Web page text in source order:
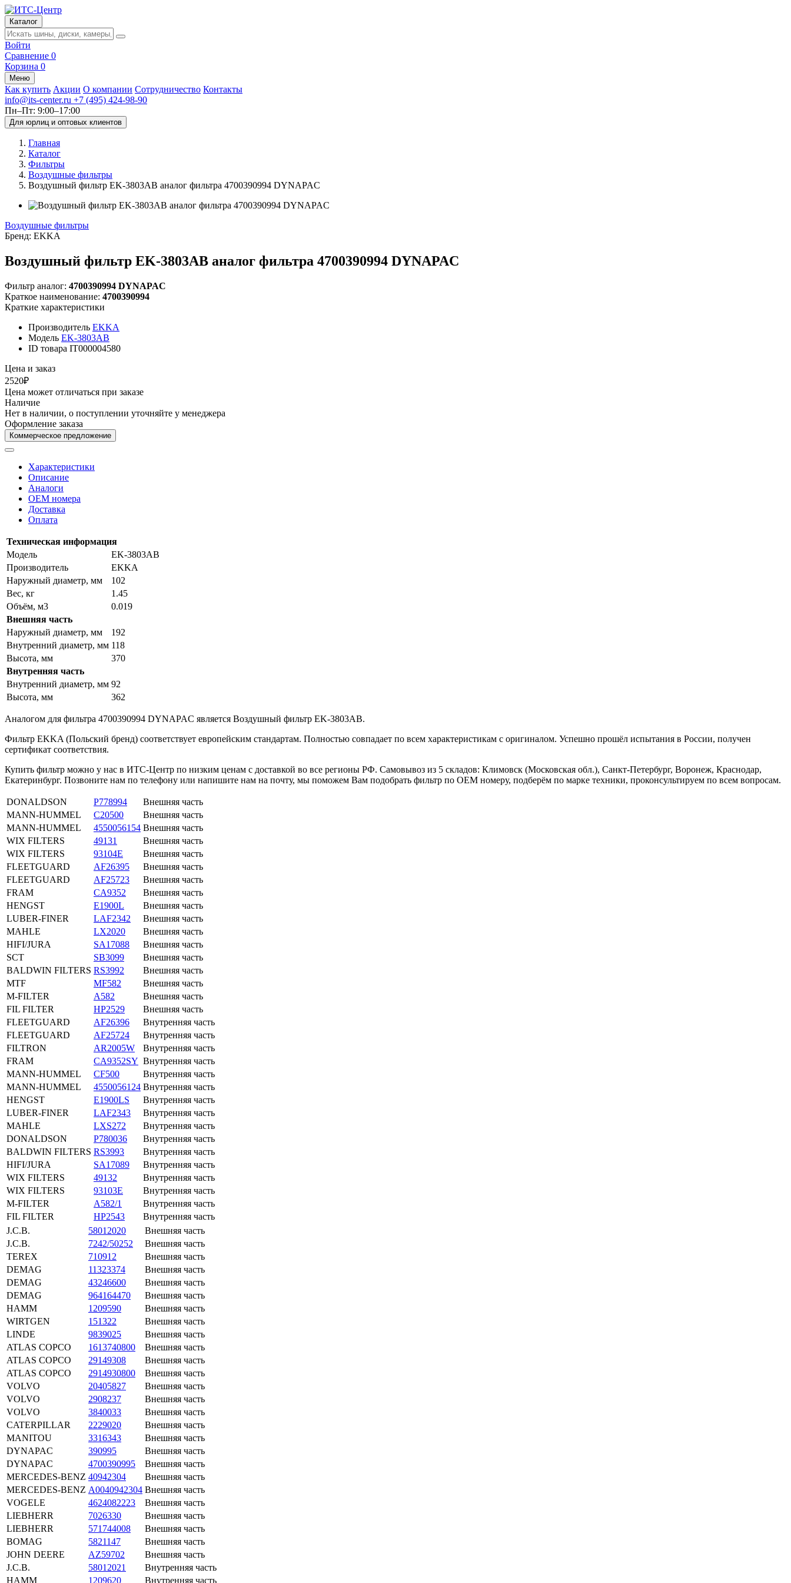
Каталог
Войти
Сравнение 0
Корзина 0
Меню
Как купить Акции О компании Сотрудничество Контакты
info@its-center.ru +7 (495) 424-98-90
Пн–Пт: 9:00–17:00
Для юрлиц и оптовых клиентов
Главная
Каталог
Фильтры
Воздушные фильтры
Воздушный фильтр EK-3803AB аналог фильтра 4700390994 DYNAPAC
Воздушные фильтры
Бренд: EKKA
Воздушный фильтр EK-3803AB аналог фильтра 4700390994 DYNAPAC
Фильтр аналог: 4700390994 DYNAPAC
Краткое наименование: 4700390994
Краткие характеристики
Производитель EKKA
Модель EK-3803AB
ID товара IT000004580
Цена и заказ
2520₽
Цена может отличаться при заказе
Наличие
Нет в наличии, о поступлении уточняйте у менеджера
Оформление заказа
Коммерческое предложение
Характеристики
Описание
Аналоги
OEM номера
Доставка
Оплата
Техническая информация
Модель
EK-3803AB
Производитель
EKKA
Наружный диаметр, мм
102
Вес, кг
1.45
Объём, м3
0.019
Внешняя часть
Наружный диаметр, мм
192
Внутренний диаметр, мм 118
Высота, мм
370
Внутренняя часть
Внутренний диаметр, мм 92
Высота, мм
362
Аналогом для фильтра 4700390994 DYNAPAC является Воздушный фильтр EK-3803AB.
Фильтр EKKA (Польский бренд) соответствует европейским стандартам. Полностью совпадает по всем характеристикам с оригиналом. Успешно прошёл испытания в России, получен
сертификат соответствия.
Купить фильтр можно у нас в ИТС-Центр по низким ценам с доставкой во все регионы РФ. Самовывоз из 5 складов: Климовск (Московская обл.), Санкт-Петербург, Воронеж, Краснодар,
Екатеринбург. Позвоните нам по телефону или напишите нам на почту, мы поможем Вам подобрать фильтр по OEM номеру, подберём по марке техники, проконсультируем по всем вопросам.
DONALDSON P778994
Внешняя часть
MANN-HUMMEL
C20500
Внешняя часть
MANN-HUMMEL
4550056154 Внешняя часть
WIX FILTERS
49131
Внешняя часть
WIX FILTERS
93104E
Внешняя часть
FLEETGUARD
AF26395
Внешняя часть
FLEETGUARD
AF25723
Внешняя часть
FRAM
CA9352
Внешняя часть
HENGST
E1900L
Внешняя часть
LUBER-FINER
LAF2342
Внешняя часть
MAHLE
LX2020
Внешняя часть
HIFI/JURA
SA17088
Внешняя часть
SCT
SB3099
Внешняя часть
BALDWIN FILTERS RS3992
Внешняя часть
MTF
MF582
Внешняя часть
M-FILTER
A582
Внешняя часть
FIL FILTER
HP2529
Внешняя часть
FLEETGUARD
AF26396
Внутренняя часть
FLEETGUARD
AF25724
Внутренняя часть
FILTRON
AR2005W
Внутренняя часть
FRAM
CA9352SY Внутренняя часть
MANN-HUMMEL
CF500
Внутренняя часть
MANN-HUMMEL
4550056124 Внутренняя часть
HENGST
E1900LS
Внутренняя часть
LUBER-FINER
LAF2343
Внутренняя часть
MAHLE
LXS272
Внутренняя часть
DONALDSON
P780036
Внутренняя часть
BALDWIN FILTERS RS3993
Внутренняя часть
HIFI/JURA
SA17089
Внутренняя часть
WIX FILTERS
49132
Внутренняя часть
WIX FILTERS
93103E
Внутренняя часть
M-FILTER
A582/1
Внутренняя часть
FIL FILTER
HP2543
Внутренняя часть
J.C.B.
58012020
Внешняя часть
J.C.B.
7242/50252
Внешняя часть
TEREX
710912
Внешняя часть
DEMAG
11323374
Внешняя часть
DEMAG
43246600
Внешняя часть
DEMAG
964164470
Внешняя часть
HAMM
1209590
Внешняя часть
WIRTGEN
151322
Внешняя часть
LINDE
9839025
Внешняя часть
ATLAS COPCO
1613740800
Внешняя часть
ATLAS COPCO
29149308
Внешняя часть
ATLAS COPCO
2914930800
Внешняя часть
VOLVO
20405827
Внешняя часть
VOLVO
2908237
Внешняя часть
VOLVO
3840033
Внешняя часть
CATERPILLAR
2229020
Внешняя часть
MANITOU
3316343
Внешняя часть
DYNAPAC
390995
Внешняя часть
DYNAPAC
4700390995
Внешняя часть
MERCEDES-BENZ 40942304
Внешняя часть
MERCEDES-BENZ A0040942304 Внешняя часть
VOGELE
4624082223
Внешняя часть
LIEBHERR
7026330
Внешняя часть
LIEBHERR
571744008
Внешняя часть
BOMAG
5821147
Внешняя часть
JOHN DEERE
AZ59702
Внешняя часть
J.C.B.
58012021
Внутренняя часть
HAMM
1209620 Внутренняя часть